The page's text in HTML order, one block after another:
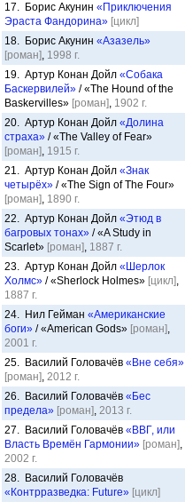
17. Борис Акунин «Приключения
Эраста Фандорина» [цикл]
18. Борис Акунин «Азазель»
[роман], 1998 г.
19. Артур Конан Дойл «Собака
Баскервилей» / «The Hound of the
Baskervilles» [роман], 1902 г.
20. Артур Конан Дойл «Долина
страха» / «The Valley of Fear»
[роман], 1915 г.
21. Артур Конан Дойл «Знак
четырёх» / «The Sign of The Four»
[роман], 1890 г.
22. Артур Конан Дойл «Этюд в
багровых тонах» / «A Study in
Scarlet» [роман], 1887 г.
23. Артур Конан Дойл «Шерлок
Холмс» / «Sherlock Holmes» [цикл],
1887 г.
24. Нил Гейман «Американские
боги» / «American Gods» [роман],
2001 г.
25. Василий Головачёв «Вне себя»
[роман], 2012 г.
26. Василий Головачёв «Бес
предела» [роман], 2013 г.
27. Василий Головачёв «ВВГ, или
Власть Времён Гармонии» [роман],
2002 г.
28. Василий Головачёв
«Контрразведка: Future» [цикл]